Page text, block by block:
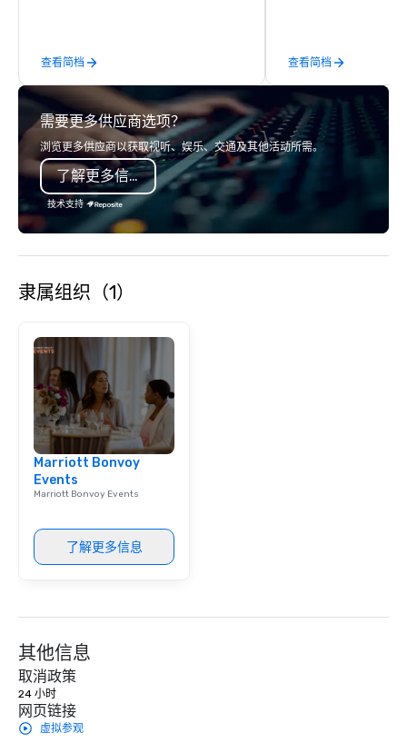
delightful. Email our Event Planners at
info@2dine4.com or give us a call at
512-467-6600. From cozy dinner
parties to opulent occasions 2 Dine 4
provides the spark that brings your
party to life. Our team excels at
designing menus just for you with
unwavering attention to detail. Our
operations are tucked away in our
"Eastside Oasis" only 10 minutes from
downtown. We support sustainable
community.
查看简档
Robot Racing! We
large groups
States: Robot Build
300 people, Robot
up to 500 people,
200 people, and
查看简档
需要更多供应商选项？
浏览更多供应商以获取视听、娱乐、交通及其他活动所需。
了解更多信息
技术支持
隶属组织（1）
Marriott Bonvoy
Events
Marriott Bonvoy Events
了解更多信息
其他信息
取消政策
24 小时
网页链接
虚拟参观